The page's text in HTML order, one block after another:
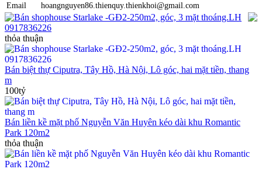
Email
hoangnguyen86.thienquy.thienkhoi@gmail.com
Bán shophouse Starlake -GĐ2-250m2, góc, 3 mặt thoáng.LH
0917836226
thỏa thuận
Bán biệt thự Ciputra, Tây Hồ, Hà Nội, Lô góc, hai mặt tiền, thang
m
100tỷ
Bán liền kề mặt phố Nguyễn Văn Huyên kéo dài khu Romantic
Park 120m2
thỏa thuận